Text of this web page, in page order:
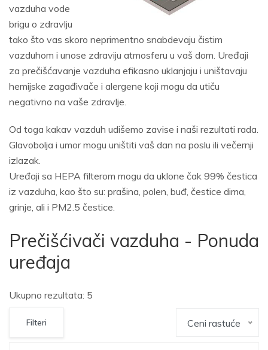
vazduha vode
brigu o zdravlju
tako što vas skoro neprimentno snabdevaju čistim
vazduhom i unose zdraviju atmosferu u vaš dom. Uređaji
za prečišćavanje vazduha efikasno uklanjaju i uništavaju
hemijske zagađivače i alergene koji mogu da utiču
negativno na vaše zdravlje.
Od toga kakav vazduh udišemo zavise i naši rezultati rada.
Glavobolja i umor mogu uništiti vaš dan na poslu ili večernji
izlazak.
Uređaji sa HEPA filterom mogu da uklone čak 99% čestica
iz vazduha, kao što su: prašina, polen, buđ, čestice dima,
grinje, ali i PM2.5 čestice.
Prečišćivači vazduha - Ponuda
uređaja
Ukupno rezultata: 5
Filteri Ceni rastuće